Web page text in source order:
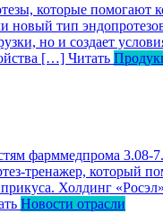
которые помогают
новый тип
но и создает
[…] Читать
фарммедпрома 3.08-
тренажер, который
Холдинг
Новости отрасли